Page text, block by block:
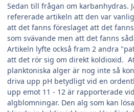
Sedan till frågan om karbanhydras.
refererade artikeln att den var
att det fanns föreslaget att det
som svävande men att det fanns
Artikeln lyfte också fram 2 andra
att det rör sig om direkt koldioxid.
planktoniska alger är nog inte så
driva upp pH betydligt vid en
upp emot 11 - 12 är rapporterade
algblomningar. Den alg som kan